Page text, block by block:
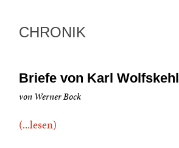
CHRONIK
Briefe von Karl Wolfskehl
von Werner Bock
(...lesen)